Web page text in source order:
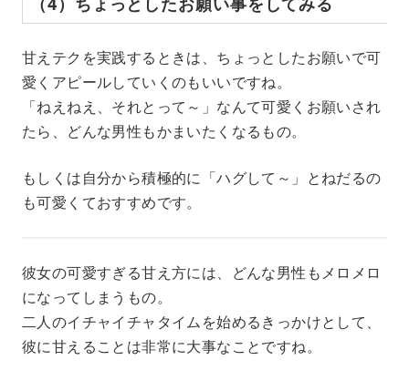
甘えテクを実践するときは、ちょっとしたお願いで可
愛くアピールしていくのもいいですね。
「ねえねえ、それとって～」なんて可愛くお願いされ
たら、どんな男性もかまいたくなるもの。
もしくは自分から積極的に「ハグして～」とねだるの
も可愛くておすすめです。
彼女の可愛すぎる甘え方には、どんな男性もメロメロ
になってしまうもの。
二人のイチャイチャタイムを始めるきっかけとして、
彼に甘えることは非常に大事なことですね。